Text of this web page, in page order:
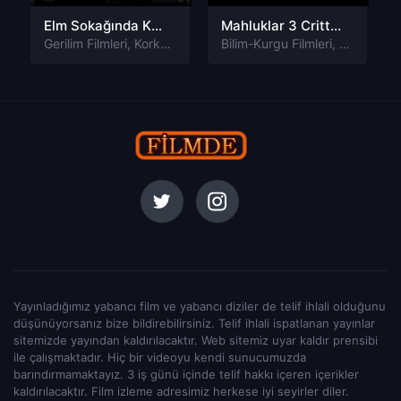
Elm Sokağında Kabus 6: Son Kabus Türkçe Dublaj izle
Gerilim Filmleri, Korku Filmleri
Mahluklar 3 Critters 3 Türkçe Dublaj izle
Bilim-Kurgu Filmleri, Komedi
Yayınladığımız yabancı film ve yabancı diziler de telif ihlali olduğunu
düşünüyorsanız bize bildirebilirsiniz. Telif ihlali ispatlanan yayınlar
sitemizde yayından kaldırılacaktır. Web sitemiz uyar kaldır prensibi
ile çalışmaktadır. Hiç bir videoyu kendi sunucumuzda
barındırmamaktayız. 3 iş günü içinde telif hakkı içeren içerikler
kaldırılacaktır. Film izleme adresimiz herkese iyi seyirler diler.